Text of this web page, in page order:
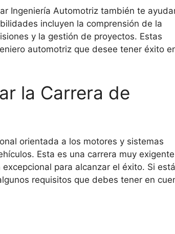
Ingeniería Automotriz también te
incluyen la comprensión de la
y la gestión de proyectos. Estas
automotriz que desee tener éxito
la Carrera de
orientada a los motores y sistemas
Esta es una carrera muy
para alcanzar el éxito. Si
requisitos que debes tener en